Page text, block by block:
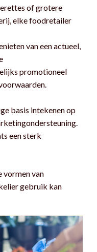
of grotere
elke foodretailer
van een actueel,
promotioneel
basis intekenen op
een sterk
vormen van
gebruik kan